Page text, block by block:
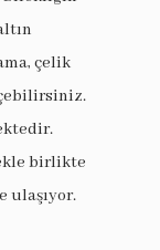
çelik
birlikte
ulaşıyor.